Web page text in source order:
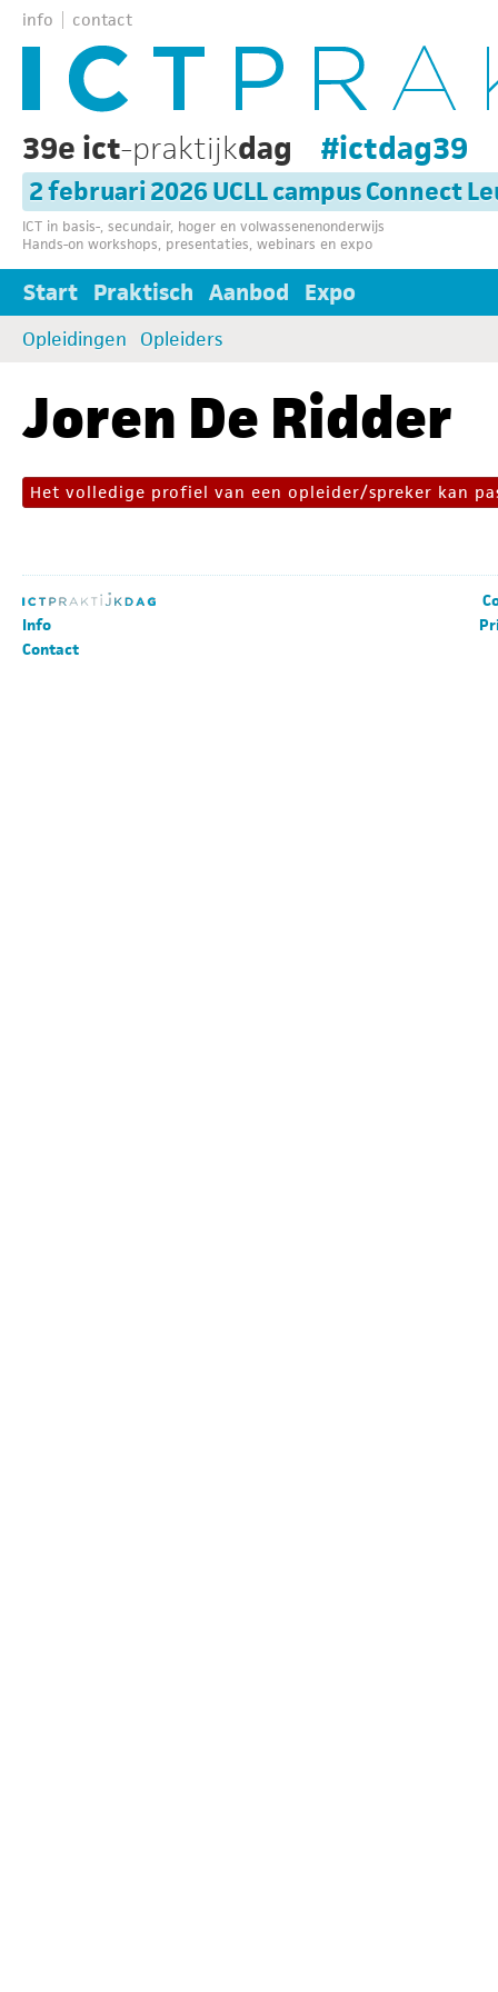
info contact
39e ict-praktijkdag #ictdag39
2 februari 2026 UCLL campus Connect
ICT in basis-, secundair, hoger en volwassenenonderwijs
Hands-on workshops, presentaties, webinars en expo
Start Praktisch Aanbod Expo
Opleidingen Opleiders
Joren De Ridder
Het volledige profiel van een opleider/spreker kan
Info
Contact